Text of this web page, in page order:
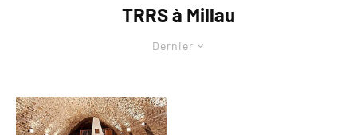
TRRS à Millau
Dernier